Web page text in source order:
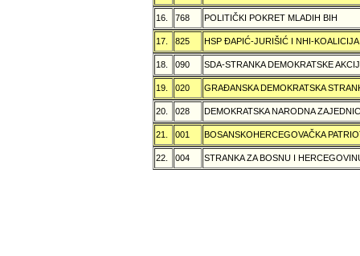
16. 768 POLITIČKI POKRET MLADIH BIH
17. 825 HSP ÐAPIĆ-JURIŠIĆ I NHI-
18. 090 SDA-STRANKA DEMOKRATSKE
19. 020 GRAÐANSKA DEMOKRATSKA
20. 028 DEMOKRATSKA NARODNA
21. 001 BOSANSKOHERCEGOVAČKA
22. 004 STRANKA ZA BOSNU I